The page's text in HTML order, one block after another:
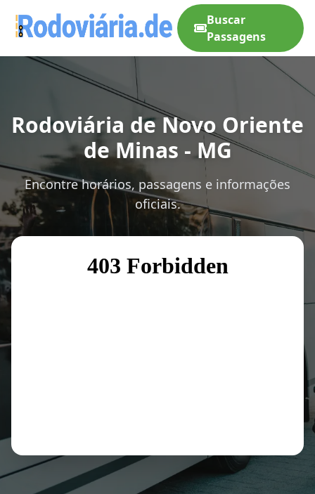
Buscar
Passagens
Rodoviária de Novo Oriente
de Minas - MG
Encontre horários, passagens e informações
oficiais.